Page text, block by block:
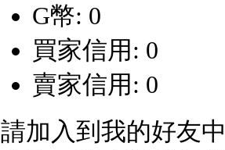
G幣: 0
買家信用: 0
賣家信用: 0
請加入到我的好友